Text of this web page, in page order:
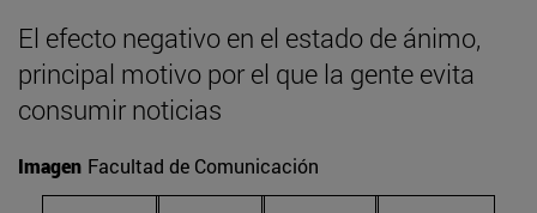
El efecto negativo en el estado de ánimo,
principal motivo por el que la gente evita
consumir noticias
Imagen Facultad de Comunicación